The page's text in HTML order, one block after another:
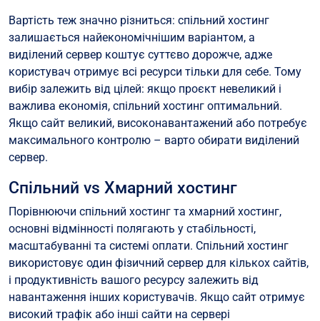
Вартість теж значно різниться: спільний хостинг
залишається найекономічнішим варіантом, а
виділений сервер коштує суттєво дорожче, адже
користувач отримує всі ресурси тільки для себе. Тому
вибір залежить від цілей: якщо проєкт невеликий і
важлива економія, спільний хостинг оптимальний.
Якщо сайт великий, високонавантажений або потребує
максимального контролю – варто обирати виділений
сервер.
Спільний vs Хмарний хостинг
Порівнюючи спільний хостинг та хмарний хостинг,
основні відмінності полягають у стабільності,
масштабуванні та системі оплати. Спільний хостинг
використовує один фізичний сервер для кількох сайтів,
і продуктивність вашого ресурсу залежить від
навантаження інших користувачів. Якщо сайт отримує
високий трафік або інші сайти на сервері